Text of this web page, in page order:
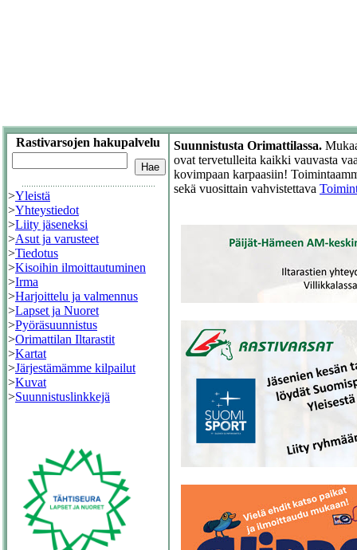
Rastivarsojen hakupalvelu
>Yleistä
>Yhteystiedot
>Liity jäseneksi
>Asut ja varusteet
>Tiedotus
>Kisoihin ilmoittautuminen
>Irma
>Harjoittelu ja valmennus
>Lapset ja Nuoret
>Pyöräsuunnistus
>Orimattilan Iltarastit
>Kartat
>Järjestämämme kilpailut
>Kuvat
>Suunnistuslinkkejä
Suunnistusta Orimattilassa.
ovat tervetulleita kaikki vauvasta
kovimpaan karpaasiin!
sekä vuosittain vahvistettava